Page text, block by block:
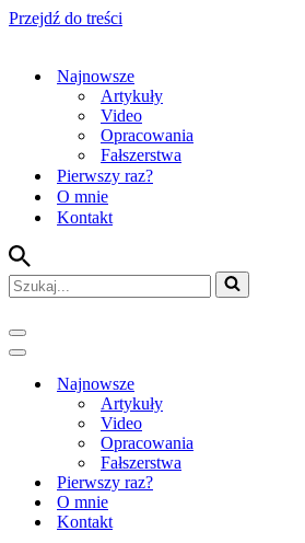
Przejdź do treści
Najnowsze
Artykuły
Video
Opracowania
Fałszerstwa
Pierwszy raz?
O mnie
Kontakt
Szukaj...
Menu
nawigacji
Menu
nawigacjiNajnowsze
Artykuły
Video
Opracowania
Fałszerstwa
Pierwszy raz?
O mnie
Kontakt